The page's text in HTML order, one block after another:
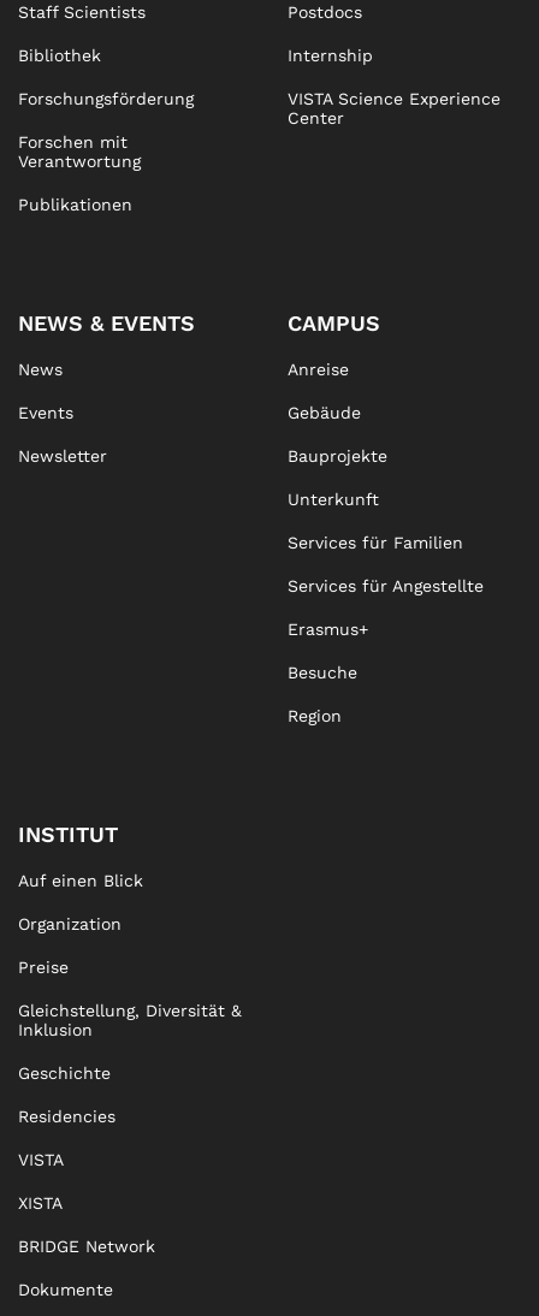
Staff Scientists
Bibliothek
Forschungsförderung
Forschen mit
Verantwortung
Publikationen
Postdocs
Internship
VISTA Science Experience
Center
NEWS & EVENTS
News
Events
Newsletter
CAMPUS
Anreise
Gebäude
Bauprojekte
Unterkunft
Services für Familien
Services für Angestellte
Erasmus+
Besuche
Region
INSTITUT
Auf einen Blick
Organization
Preise
Gleichstellung, Diversität &
Inklusion
Geschichte
Residencies
VISTA
XISTA
BRIDGE Network
Dokumente